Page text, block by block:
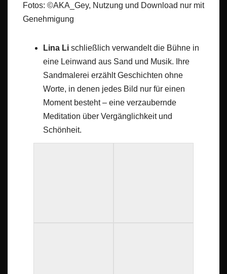
Fotos: ©AKA_Gey, Nutzung und Download nur mit
Genehmigung
Lina Li schließlich verwandelt die Bühne in
eine Leinwand aus Sand und Musik. Ihre
Sandmalerei erzählt Geschichten ohne
Worte, in denen jedes Bild nur für einen
Moment besteht – eine verzaubernde
Meditation über Vergänglichkeit und
Schönheit.